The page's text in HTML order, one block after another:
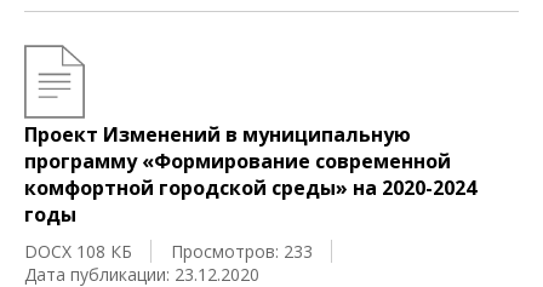
Проект Изменений в муниципальную
программу «Формирование современной
комфортной городской среды» на 2020-2024
годы
DOCX 108 КБ
Просмотров: 233
Дата публикации: 23.12.2020